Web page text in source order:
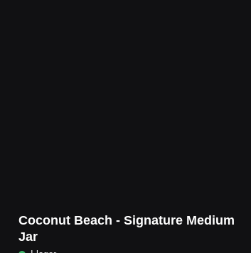
Coconut Beach - Signature Medium
Jar